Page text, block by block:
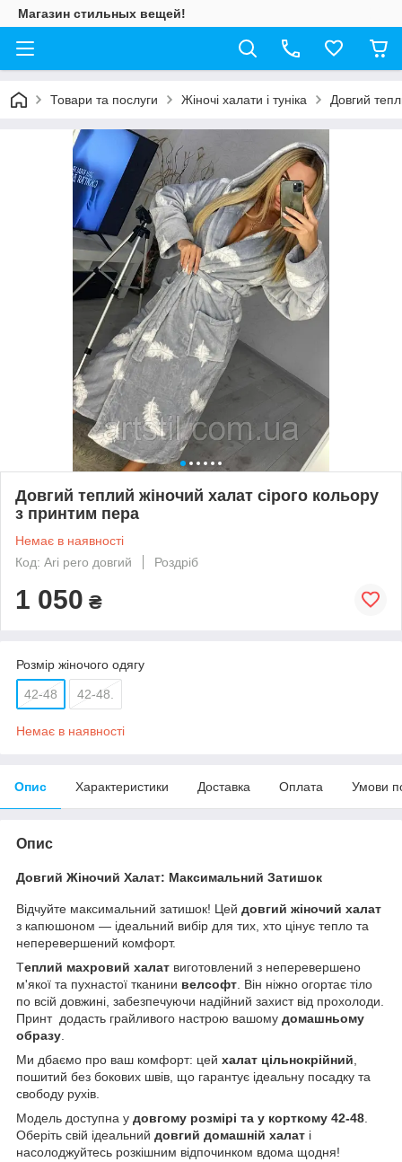
Магазин стильных вещей!
Товари та послуги Жіночі халати і туніка Довгий
Довгий теплий жіночий халат сірого кольору
з принтим пера
Немає в наявності
Код: Ari pero довгий
Роздріб
1 050 ₴
Розмір жіночого одягу
42-48 42-48.
Немає в наявності
Опис Характеристики Доставка Оплата Умови
Опис
Довгий Жіночий Халат: Максимальний Затишок
Відчуйте максимальний затишок! Цей довгий жіночий халат
з капюшоном — ідеальний вибір для тих, хто цінує тепло та
неперевершений комфорт.
Теплий махровий халат виготовлений з неперевершено
м'якої та пухнастої тканини велсофт. Він ніжно огортає тіло
по всій довжині, забезпечуючи надійний захист від прохолоди.
Принт додасть грайливого настрою вашому домашньому
образу.
Ми дбаємо про ваш комфорт: цей халат цільнокрійний,
пошитий без бокових швів, що гарантує ідеальну посадку та
свободу рухів.
Модель доступна у довгому розмірі та у корткому 42-48.
Оберіть свій ідеальний довгий домашній халат і
насолоджуйтесь розкішним відпочинком вдома щодня!